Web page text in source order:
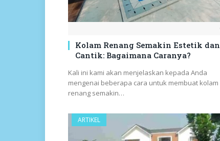
Kolam Renang Semakin Estetik dan
Cantik: Bagaimana Caranya?
Kali ini kami akan menjelaskan kepada Anda
mengenai beberapa cara untuk membuat kolam
renang semakin…
ARTIKEL